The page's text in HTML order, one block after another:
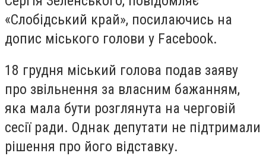
«Слобідський край», посилаючись на
допис міського голови у Facebook.
18 грудня міський голова подав заяву
про звільнення за власним бажанням,
яка мала бути розглянута на черговій
сесії ради. Однак депутати не підтримали
рішення про його відставку.